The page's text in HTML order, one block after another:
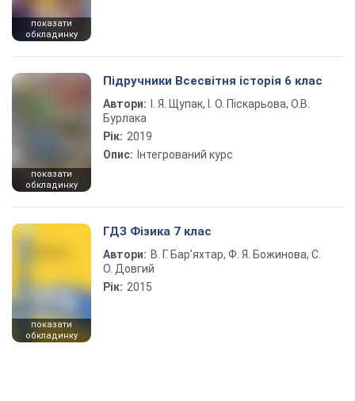
показати
обкладинку
показати
обкладинку
Підручники Всесвітня історія 6 клас
Автори:
І. Я. Щупак, І. О. Піскарьова, О.В.
Бурлака
Рік: 2019
Опис: Інтегрований курс
показати
обкладинку
ГДЗ Фізика 7 клас
Автори: В. Г. Бар’яхтар, Ф. Я. Божинова, С.
О. Довгий
Рік: 2015